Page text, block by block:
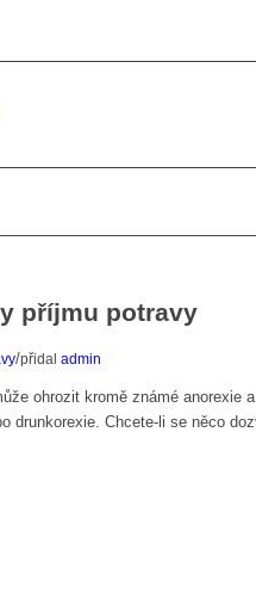
příjmu potravy
/přidal admin
ohrozit kromě známé anorexie
drunkorexie. Chcete-li se něco